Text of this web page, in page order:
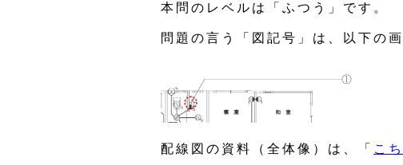
本問のレベルは「ふつう」です。
問題の言う「図記号」は、以下の画
配線図の資料（全体像）は、「 こ